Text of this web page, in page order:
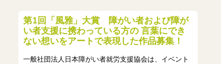
第1回「風雅」大賞 障がい者および障が
い者支援に携わっている方の 言葉にでき
ない想いをアートで表現した作品募集！
一般社団法人日本障がい者就労支援協会は、イベント